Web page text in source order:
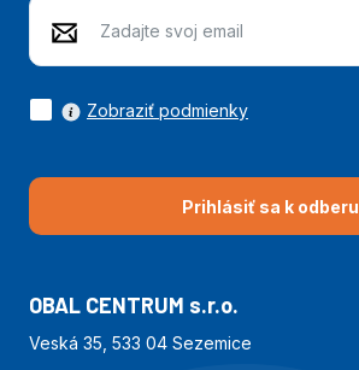
Prihlásiť sa k odberu
Zobraziť podmienky
OBAL CENTRUM s.r.o.
Veská 35, 533 04 Sezemice